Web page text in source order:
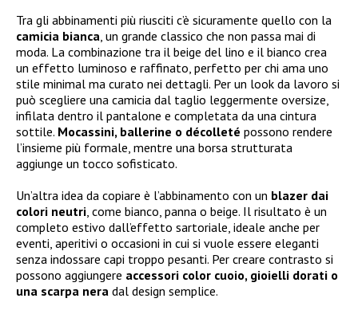
Tra gli abbinamenti più riusciti c’è sicuramente quello con la
camicia bianca, un grande classico che non passa mai di
moda. La combinazione tra il beige del lino e il bianco crea
un effetto luminoso e raffinato, perfetto per chi ama uno
stile minimal ma curato nei dettagli. Per un look da lavoro si
può scegliere una camicia dal taglio leggermente oversize,
infilata dentro il pantalone e completata da una cintura
sottile. Mocassini, ballerine o décolleté possono rendere
l’insieme più formale, mentre una borsa strutturata
aggiunge un tocco sofisticato.
Un’altra idea da copiare è l’abbinamento con un blazer dai
colori neutri, come bianco, panna o beige. Il risultato è un
completo estivo dall’effetto sartoriale, ideale anche per
eventi, aperitivi o occasioni in cui si vuole essere eleganti
senza indossare capi troppo pesanti. Per creare contrasto si
possono aggiungere accessori color cuoio, gioielli dorati o
una scarpa nera dal design semplice.